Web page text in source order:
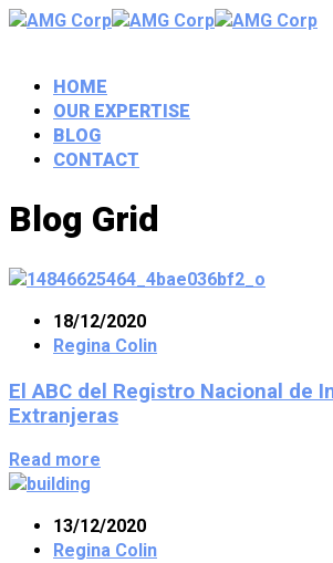
HOME
OUR EXPERTISE
BLOG
CONTACT
Blog Grid
18/12/2020
Regina Colin
El ABC del Registro Nacional de
Extranjeras
Read more
13/12/2020
Regina Colin